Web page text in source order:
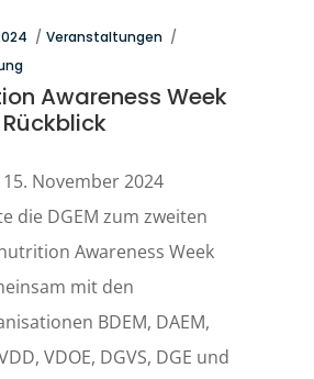
Veranstaltungen
Awareness Week
Rückblick
November 2024
die DGEM zum zweiten
Awareness Week
mit den
BDEM, DAEM,
VDOE, DGVS, DGE und